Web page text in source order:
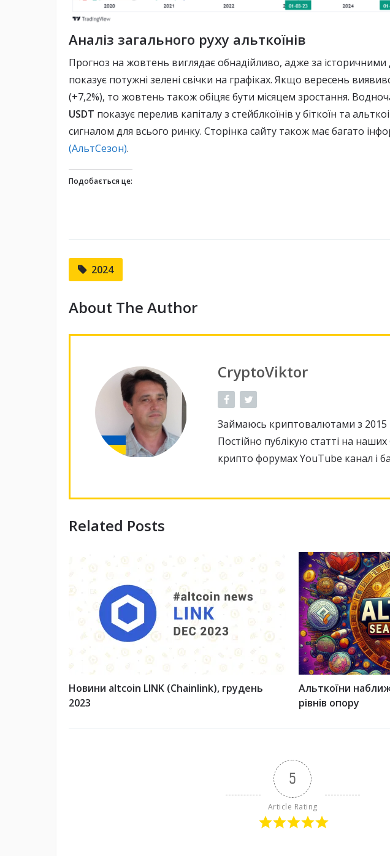
Аналіз загального руху альткоїнів
Прогноз на жовтень виглядає обнадійливо, адже за
показує потужні зелені свічки на графіках. Якщо вересень
(+7,2%), то жовтень також обіцяє бути місяцем зростання.
USDT показує перелив капіталу з стейблкоїнів у біткоїн та
сигналом для всього ринку. Сторінка сайту також має багато
(АльтСезон).
Подобається це:
2024
About The Author
CryptoViktor
Займаюсь криптовалютами з 2015
Постійно публікую статті на
крипто форумах YouTube канал і
Related Posts
Новини altcoin LINK (Chainlink), грудень
2023
Альткоїни
рівнів опору
5
Article Rating